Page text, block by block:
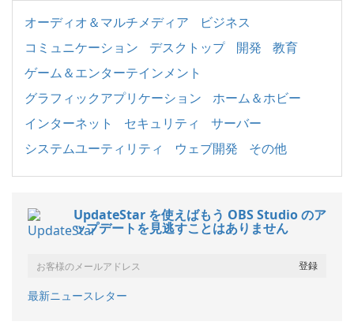
オーディオ＆マルチメディア
ビジネス
コミュニケーション
デスクトップ 開発
教育
ゲーム＆エンターテインメント
グラフィックアプリケーション
ホーム＆ホビー
インターネット
セキュリティ
サーバー
システムユーティリティ
ウェブ開発 その他
UpdateStar を使えばもう OBS Studio のア
ップデートを見逃すことはありません
最新ニュースレター